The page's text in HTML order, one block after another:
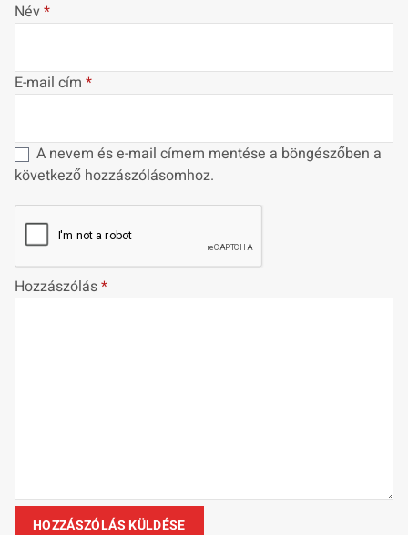
Név*
E-mail cím *
A nevem és e-mail címem mentése a böngészőben a
következő hozzászólásomhoz.
Hozzászólás*